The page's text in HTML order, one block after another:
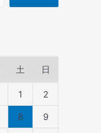
土 日
1
2
8
9